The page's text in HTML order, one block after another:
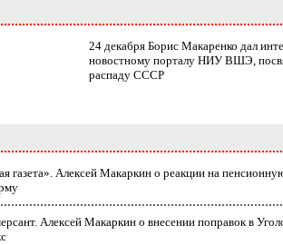
24 декабря Борис Макаренко дал
новостному порталу НИУ ВШЭ,
распаду СССР
газета». Алексей Макаркин о реакции на
Алексей Макаркин о внесении поправок в